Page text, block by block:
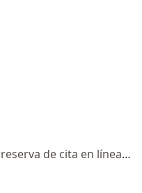
Este especialista no ofrece reserva de cita en línea en esta dirección.